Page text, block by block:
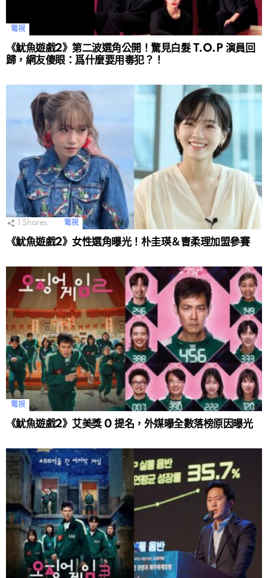
電視
《魷魚遊戲2》第二波選角公開！驚見白髮 T.O.P 演員回
歸，網友傻眼：爲什麼要用毒犯？！
Shares 電視
《魷魚遊戲2》女性選角曝光！朴圭瑛＆曺柔理加盟參賽
電視
《魷魚遊戲2》艾美獎 0 提名，外媒曝全數落榜原因曝光